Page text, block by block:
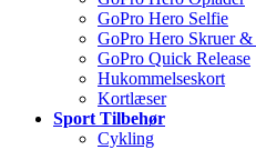
GoPro Hero Selfie
GoPro Hero Skruer
GoPro Quick Release
Hukommelseskort
Kortlæser
Sport Tilbehør
Cykling